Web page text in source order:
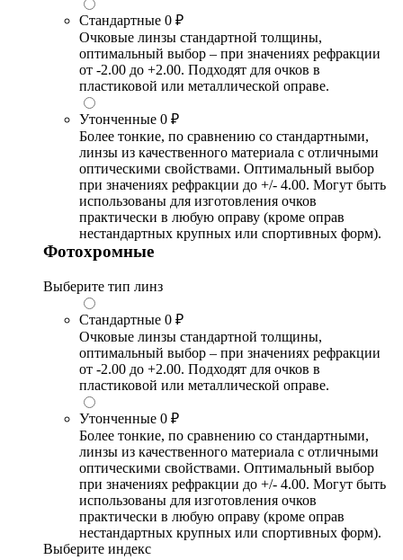
Стандартные 0 ₽
Очковые линзы стандартной толщины,
оптимальный выбор – при значениях рефракции
от -2.00 до +2.00. Подходят для очков в
пластиковой или металлической оправе.
Утонченные 0 ₽
Более тонкие, по сравнению со стандартными,
линзы из качественного материала с отличными
оптическими свойствами. Оптимальный выбор
при значениях рефракции до +/- 4.00. Могут быть
использованы для изготовления очков
практически в любую оправу (кроме оправ
нестандартных крупных или спортивных форм).
Фотохромные
Выберите тип линз
Стандартные 0 ₽
Очковые линзы стандартной толщины,
оптимальный выбор – при значениях рефракции
от -2.00 до +2.00. Подходят для очков в
пластиковой или металлической оправе.
Утонченные 0 ₽
Более тонкие, по сравнению со стандартными,
линзы из качественного материала с отличными
оптическими свойствами. Оптимальный выбор
при значениях рефракции до +/- 4.00. Могут быть
использованы для изготовления очков
практически в любую оправу (кроме оправ
нестандартных крупных или спортивных форм).
Выберите индекс